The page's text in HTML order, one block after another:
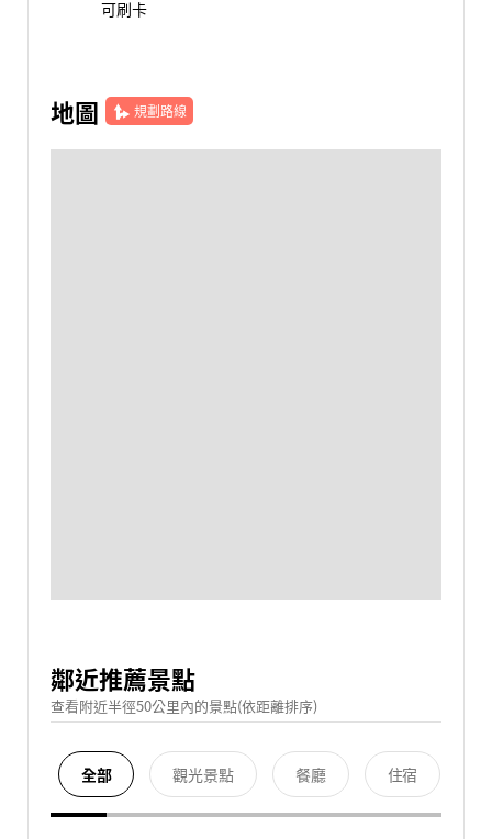
可刷卡
地圖 規劃路線
鄰近推薦景點
查看附近半徑50公里內的景點(依距離排序)
全部 觀光景點 餐廳 住宿